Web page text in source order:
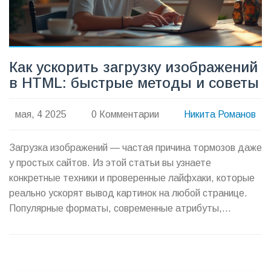
Как ускорить загрузку изображений
в HTML: быстрые методы и советы
мая, 4 2025 0 Комментарии Никита Романов
Загрузка изображений — частая причина тормозов даже
у простых сайтов. Из этой статьи вы узнаете
конкретные техники и проверенные лайфхаки, которые
реально ускорят вывод картинок на любой странице.
Популярные форматы, современные атрибуты,